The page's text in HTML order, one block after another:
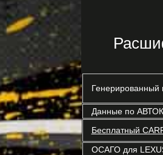
Генерированный
Данные по
Бесплатный
ОСАГО для